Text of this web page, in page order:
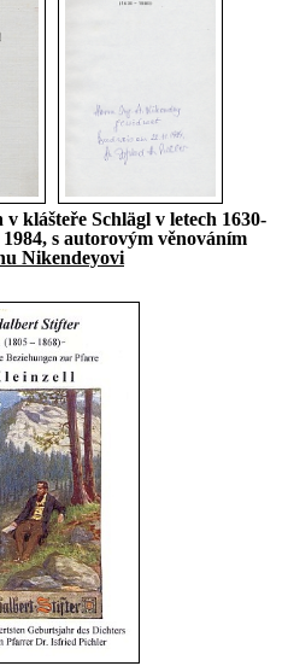
klášteře Schlägl v letech 1630-
s autorovým věnováním
Nikendeyovi